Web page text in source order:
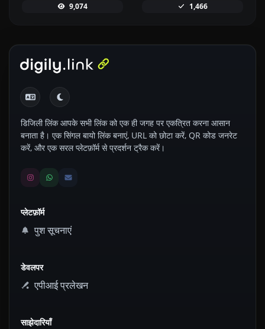
9,074 1,466
डिजिली लिंक आपके सभी लिंक को एक ही जगह पर एकत्रित करना आसान
बनाता है। एक सिंगल बायो लिंक बनाएं, URL को छोटा करें, QR कोड जनरेट
करें, और एक सरल प्लेटफ़ॉर्म से प्रदर्शन ट्रैक करें।
प्लेटफ़ॉर्म
पुश सूचनाएं
डेवलपर
एपीआई प्रलेखन
साझेदारियाँ